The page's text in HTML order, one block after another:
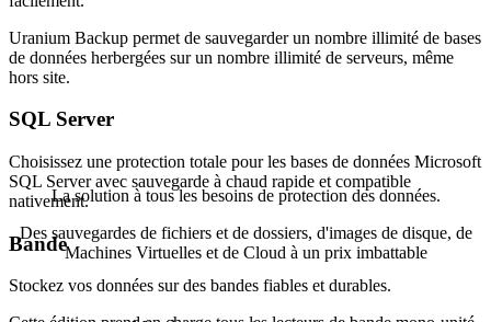
Uranium Backup permet de sauvegarder un nombre illimité de bases
de données herbergées sur un nombre illimité de serveurs, même
hors site.
SQL Server
Choisissez une protection totale pour les bases de données Microsoft
SQL Server avec sauvegarde à chaud rapide et compatible
nativement.
Bande
Stockez vos données sur des bandes fiables et durables.
La solution à tous les besoins de protection des données.
Des sauvegardes de fichiers et de dossiers, d'images de disque, de
Machines Virtuelles et de Cloud à un prix imbattable